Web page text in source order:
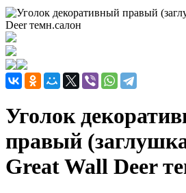
Уголок
правый
Great Wall Deer